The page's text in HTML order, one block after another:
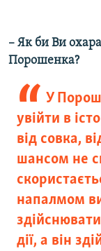
– Як би Ви
Порошенка?
У
увійти в
від совка,
шансом не
напалмом
дії, а він